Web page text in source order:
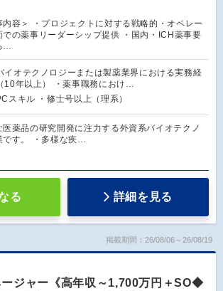
内容＞ ・プロジェクトに対する戦略的・オペレー
での薬事リーダーシップ提供 ・国内・ICH薬事要
…
イオテクノロジーまたは製薬業界における実務経
10年以上） ・薬事職務におけ…
スキル ・修士号以上（理系）
医薬品の研究開発に注力する外資系バイオテクノ
です。 ・多様な疾…
る 詳細を見る
掲載期間：26/08/06～26/08/19
ージャー《高年収～1,700万円＋SO◆